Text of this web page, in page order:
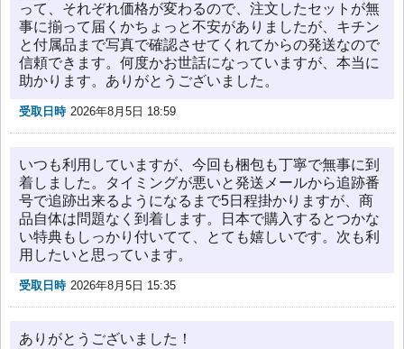
って、それぞれ価格が変わるので、注文したセットが無
事に揃って届くかちょっと不安がありましたが、キチン
と付属品まで写真で確認させてくれてからの発送なので
信頼できます。何度かお世話になっていますが、本当に
助かります。ありがとうございました。
受取日時 2026年8月5日 18:59
いつも利用していますが、今回も梱包も丁寧で無事に到
着しました。タイミングが悪いと発送メールから追跡番
号で追跡出来るようになるまで5日程掛かりますが、商
品自体は問題なく到着します。日本で購入するとつかな
い特典もしっかり付いてて、とても嬉しいです。次も利
用したいと思っています。
受取日時 2026年8月5日 15:35
ありがとうございました！